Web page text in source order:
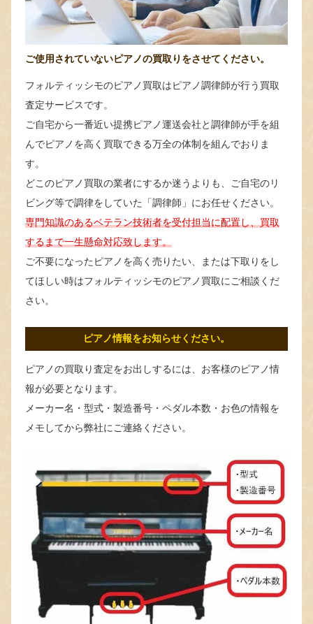
ご使用されていないピアノの買取りをさせてください。
フォルティッシモのピアノ買取はピアノ調律師が行う買取
査定サービスです。
ご自宅から一番近い提携ピアノ運送会社と調律師が手を組
んでピアノを高く買取できる万全の体制を組んでおりま
す。
どこのピアノ買取の業者にするか迷うよりも、ご自宅のリ
ビング等で調律をしていた「調律師」にお任せください。
専門知識のあるベテラン技術者を受付担当に配置し、買取
するまで一生懸命対応致します。
ご不要になったピアノを高く売りたい、または下取りをし
てほしい時はフォルティッシモのピアノ買取にご相談くだ
さい。
ピアノ情報をお知らせください。
ピアノの買取り査定をお出しするには、お客様のピアノ情
報が必要となります。
メーカー名・型式・製造番号・ペダル本数・お色の情報を
メモしてから弊社にご連絡ください。